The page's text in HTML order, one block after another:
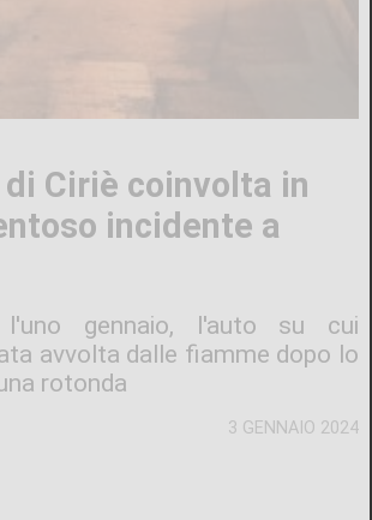
3 GENNAIO 2024
Ciriè coinvolta in
incidente a
gennaio, l'auto su cui
avvolta dalle fiamme dopo lo
rotonda